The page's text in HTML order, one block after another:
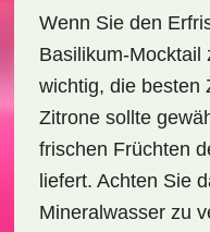
Wenn Sie den
Basilikum-Mocktail
wichtig, die besten
Zitrone sollte
frischen Früchten
liefert. Achten Sie
Mineralwasserzu